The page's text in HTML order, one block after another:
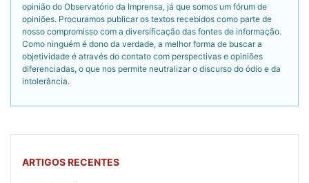
opinião do Observatório da Imprensa, já que somos um fórum de
opiniões. Procuramos publicar os textos recebidos como parte de
nosso compromisso com a diversificação das fontes de informação.
Como ninguém é dono da verdade, a melhor forma de buscar a
objetividade é através do contato com perspectivas e opiniões
diferenciadas, o que nos permite neutralizar o discurso do ódio e da
intolerância.
ARTIGOS RECENTES